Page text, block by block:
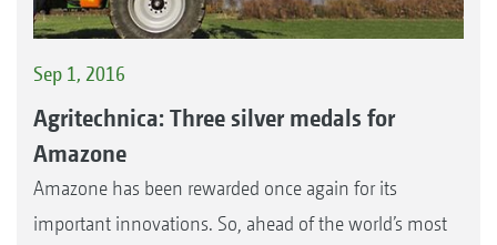
Sep 1, 2016
Agritechnica: Three silver medals for
Amazone
Amazone has been rewarded once again for its
important innovations. So, ahead of the world’s most